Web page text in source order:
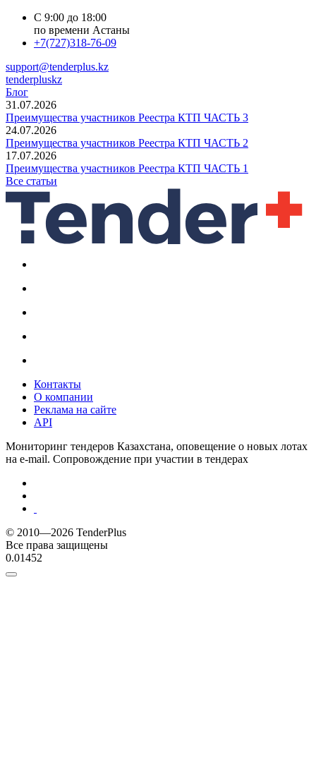
С 9:00 до 18:00
по времени Астаны
+7(727)318-76-09
support@tenderplus.kz
tenderpluskz
Блог
31.07.2026
Преимущества участников Реестра КТП ЧАСТЬ 3
24.07.2026
Преимущества участников Реестра КТП ЧАСТЬ 2
17.07.2026
Преимущества участников Реестра КТП ЧАСТЬ 1
Все статьи
Контакты
О компании
Реклама на сайте
API
Мониторинг тендеров Казахстана, оповещение о новых лотах
на e-mail. Сопровождение при участии в тендерах
© 2010—2026 TenderPlus
Все права защищены
0.01452